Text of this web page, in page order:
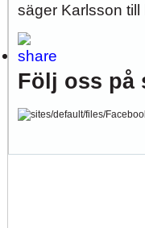
säger Karlsson
Följ oss på